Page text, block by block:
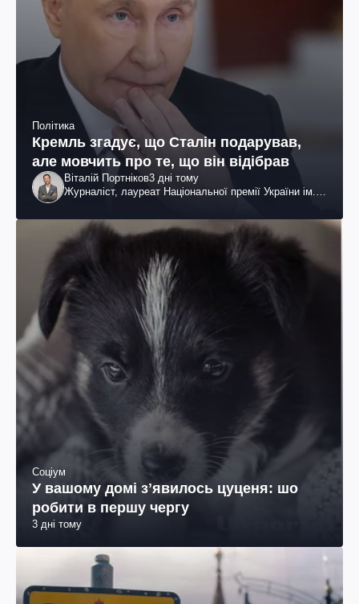
Політика
Кремль згадує, що Сталін подарував,
але мовчить про те, що він відібрав
Віталій Портніков3 дні тому
Журналіст, лауреат Національної премії України ім.
Соціум
У вашому домі зʼявилось цуценя: шо
робити в першу чергу
3 дні тому